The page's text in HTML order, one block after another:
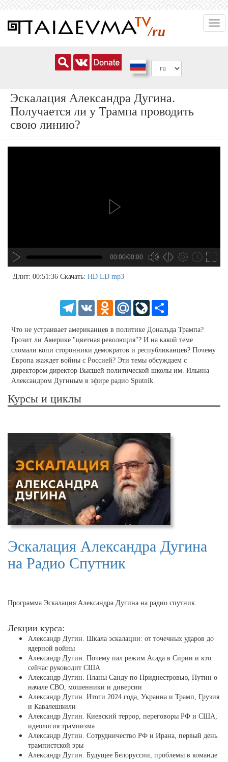
основному
/ru
Эскалация Александра Дугина.
Получается ли у Трампа проводить
свою линию?
0.25
00:00/00:00
Длит: 00:51:36 Скачать: HD LD mp3
TelegramVK Odnoklassniki
Mail.Ru LiveJournal
Что не устраивает американцев в политике Дональда Трампа?
Грозит ли Америке "цветная революция"? И на какой теме
сломали копи сторонники демократов и республиканцев? Почему
Европа жаждет войны с Россией? Эти темы обсуждаем с
директором директор Высшей политической школы им. Ильина
Александром Дугиным в эфире радио Sputnik.
Курсы и циклы
Эскалация Александра Дугина
на Радио Спутник
Программа Эскалация Александра Дугина на радио спутник.
Лекции курса:
Александр Дугин. Шкала эскалации: от точечных ударов до
ядерной войны
Александр Дугин. Почему пал режим Асада в Сирии и кто
сейчас руководит США
Александр Дугин. Планы Санду по Приднестровью, Путин о
начале СВО, мошенники и диверсии
Александр Дугин. Итоги 2024 года, Украина и Трамп, Грузия
и Кавалешвили
Александр Дугин. Киевский террор, переговоры РФ и США,
идеология трампизма
Александр Дугин. Сотрудничество РФ и Ирана, первый день
трампистской эры
Александр Дугин. Будущее Белоруссии, проблемы в команде